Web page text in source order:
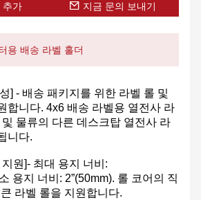
추가 지금 문의 보내기
용 배송 라벨 홀더
] - 배송 패키지를 위한 라벨 롤 및
합니다. 4x6 배송 라벨용 열전사 라
물류의 다른 데스크탑 열전사 라
니다.
원]- 최대 용지 너비:
용지 너비: 2”(50mm). 롤 코어의 직
라벨 롤을 지원합니다.